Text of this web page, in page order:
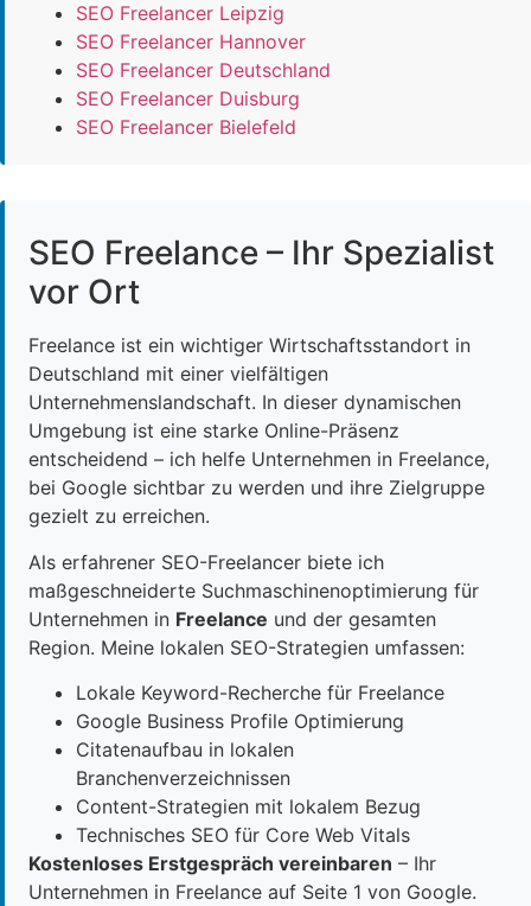
SEO Freelancer Leipzig
SEO Freelancer Hannover
SEO Freelancer Deutschland
SEO Freelancer Duisburg
SEO Freelancer Bielefeld
SEO Freelance – Ihr Spezialist
vor Ort
Freelance ist ein wichtiger Wirtschaftsstandort in
Deutschland mit einer vielfältigen
Unternehmenslandschaft. In dieser dynamischen
Umgebung ist eine starke Online-Präsenz
entscheidend – ich helfe Unternehmen in Freelance,
bei Google sichtbar zu werden und ihre Zielgruppe
gezielt zu erreichen.
Als erfahrener SEO-Freelancer biete ich
maßgeschneiderte Suchmaschinenoptimierung für
Unternehmen in Freelance und der gesamten
Region. Meine lokalen SEO-Strategien umfassen:
Lokale Keyword-Recherche für Freelance
Google Business Profile Optimierung
Citatenaufbau in lokalen
Branchenverzeichnissen
Content-Strategien mit lokalem Bezug
Technisches SEO für Core Web Vitals
Kostenloses Erstgespräch vereinbaren – Ihr
Unternehmen in Freelance auf Seite 1 von Google.